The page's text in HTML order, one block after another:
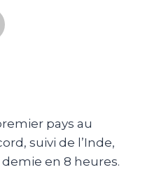
pays au
suivi de l’Inde,
en 8 heures.